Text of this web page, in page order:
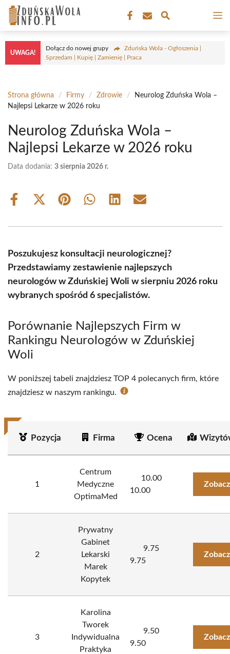
Przejdź
treści
UWAGA!
Dołącz do nowej grupy
Zduńska Wola - Ogłoszenia |
Sprzedam | Kupię | Zamienię | Praca
Strona główna / Firmy / Zdrowie /
Neurolog Zduńska Wola –
Najlepsi Lekarze w 2026 roku
Neurolog Zduńska Wola –
Najlepsi Lekarze w 2026 roku
Data dodania: 3 sierpnia 2026 r.
Share
Share
(Twitter)
Share Share Share Share
Poszukujesz konsultacji neurologicznej?
Przedstawiamy zestawienie najlepszych
neurologów w Zduńskiej Woli w sierpniu 2026 roku
wybranych spośród 6 specjalistów.
Porównanie Najlepszych Firm w
Rankingu Neurologów w Zduńskiej
Woli
W poniższej tabeli znajdziesz TOP 4 polecanych firm, które
znajdziesz w naszym rankingu.
Pozycja Firma Ocena
1
Centrum
Medyczne
OptimaMed
10.00
10.00
2
Prywatny
Gabinet
Lekarski
Marek
Kopytek
9.75
9.75
3
Karolina
Tworek
Indywidualna
Praktyka
9.50
9.50